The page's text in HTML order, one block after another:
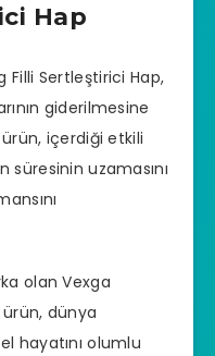
Hap
Filli Sertleştirici Hap,
giderilmesine
içerdiği etkili
uzamasını
olan Vexga
dünya
hayatını olumlu